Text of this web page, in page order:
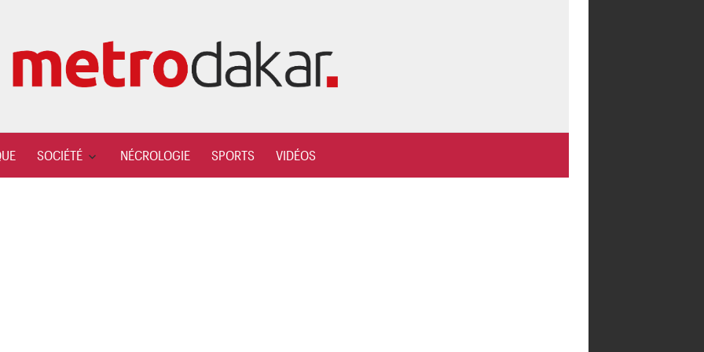
SOCIÉTÉ NÉCROLOGIE SPORTS VIDÉOS